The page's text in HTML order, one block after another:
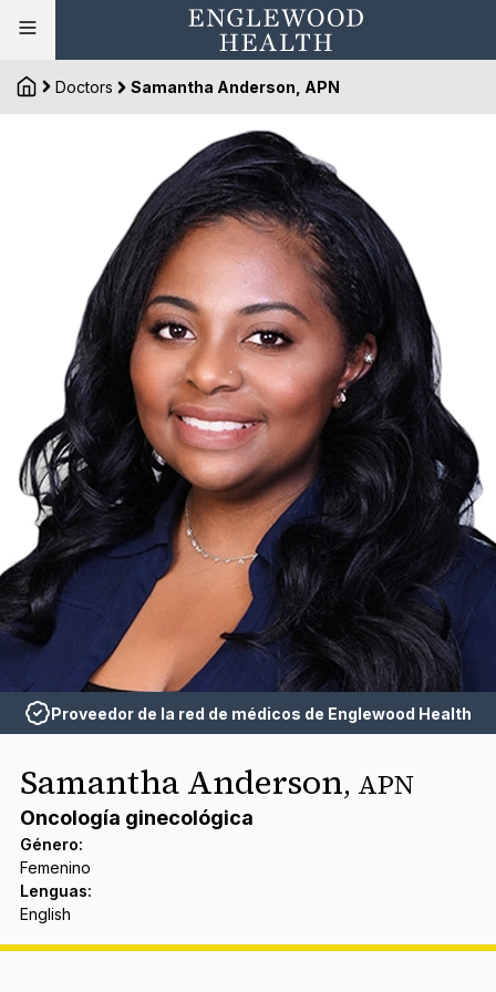
Doctors Samantha Anderson, APN
Proveedor de la red de médicos de Englewood Health
Samantha Anderson, APN
Oncología ginecológica
Género:
Femenino
Lenguas:
English